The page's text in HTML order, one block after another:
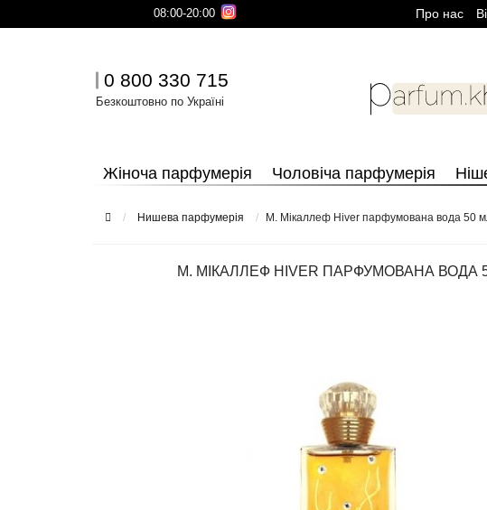
08:00-20:00 Про нас
0 800 330 715
Безкоштовно по Україні
Жіноча парфумерія Чоловіча парфумерія
Нишева парфумерія М. Мікаллеф Hiver парфумована вода 50
М. МІКАЛЛЕФ HIVER ПАРФУМОВАНА ВОДА